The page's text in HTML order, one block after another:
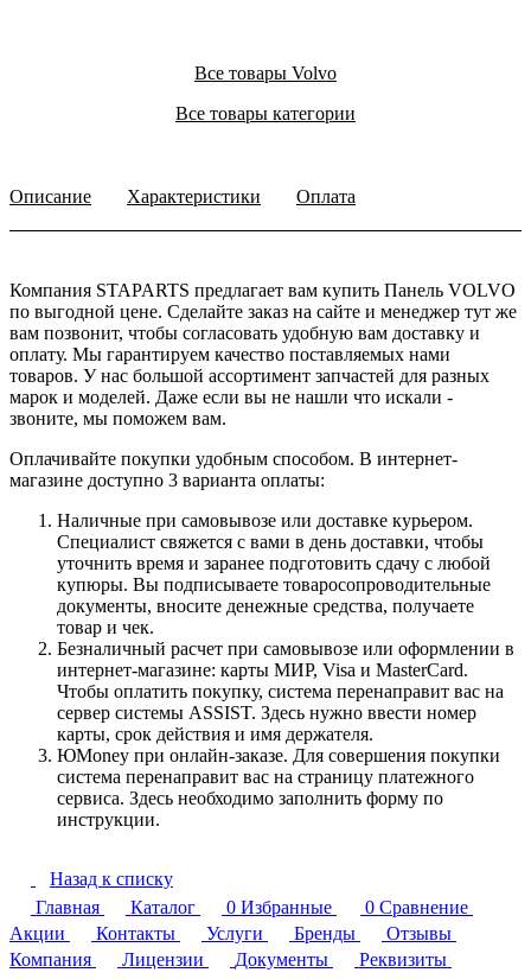
Все товары Volvo
Все товары категории
Описание Характеристики Оплата
Компания STAPARTS предлагает вам купить Панель VOLVO
по выгодной цене. Сделайте заказ на сайте и менеджер тут же
вам позвонит, чтобы согласовать удобную вам доставку и
оплату. Мы гарантируем качество поставляемых нами
товаров. У нас большой ассортимент запчастей для разных
марок и моделей. Даже если вы не нашли что искали -
звоните, мы поможем вам.
Оплачивайте покупки удобным способом. В интернет-
магазине доступно 3 варианта оплаты:
Наличные при самовывозе или доставке курьером.
Специалист свяжется с вами в день доставки, чтобы
уточнить время и заранее подготовить сдачу с любой
купюры. Вы подписываете товаросопроводительные
документы, вносите денежные средства, получаете
товар и чек.
Безналичный расчет при самовывозе или оформлении в
интернет-магазине: карты МИР, Visa и MasterCard.
Чтобы оплатить покупку, система перенаправит вас на
сервер системы ASSIST. Здесь нужно ввести номер
карты, срок действия и имя держателя.
ЮMoney при онлайн-заказе. Для совершения покупки
система перенаправит вас на страницу платежного
сервиса. Здесь необходимо заполнить форму по
инструкции.
Назад к списку
Главная
Каталог 0 Избранные 0 Сравнение
Акции
Контакты Услуги Бренды
Отзывы
Компания
Лицензии Документы
Реквизиты